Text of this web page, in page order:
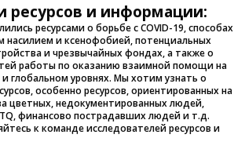
ресурсов и информации:
ресурсами о борьбе с COVID-19, способах
насилием и ксенофобией, потенциальных
и чрезвычайных фондах, а также о
работы по оказанию взаимной помощи на
глобальном уровнях. Мы хотим узнать о
особенно ресурсов, ориентированных на
цветных, недокументированных людей,
финансово пострадавших людей и т.д.
к команде исследователей ресурсов и